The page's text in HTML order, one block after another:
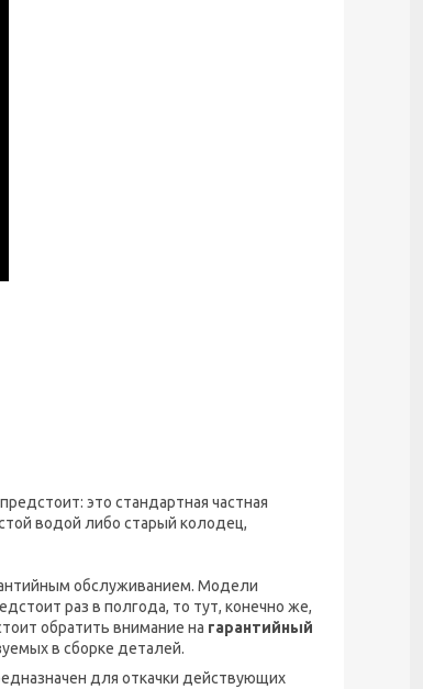
это стандартная частная
водой либо старый колодец,
обслуживанием. Модели
раз в полгода, то тут, конечно же,
обратить внимание на гарантийный
в сборке деталей.
для откачки действующих